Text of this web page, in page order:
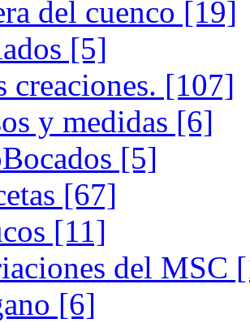
del cuenco [19]
[5]
creaciones. [107]
y medidas [6]
[5]
[67]
[11]
del MSC
[6]